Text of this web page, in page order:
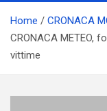
Home
CRONACA
CRONACA METEO,
vittime